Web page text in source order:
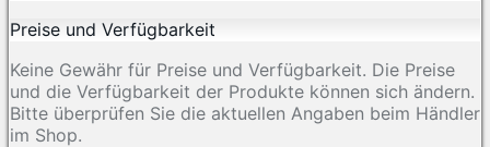
Preise und Verfügbarkeit
Keine Gewähr für Preise und Verfügbarkeit. Die Preise
und die Verfügbarkeit der Produkte können sich ändern.
Bitte überprüfen Sie die aktuellen Angaben beim Händler
im Shop.